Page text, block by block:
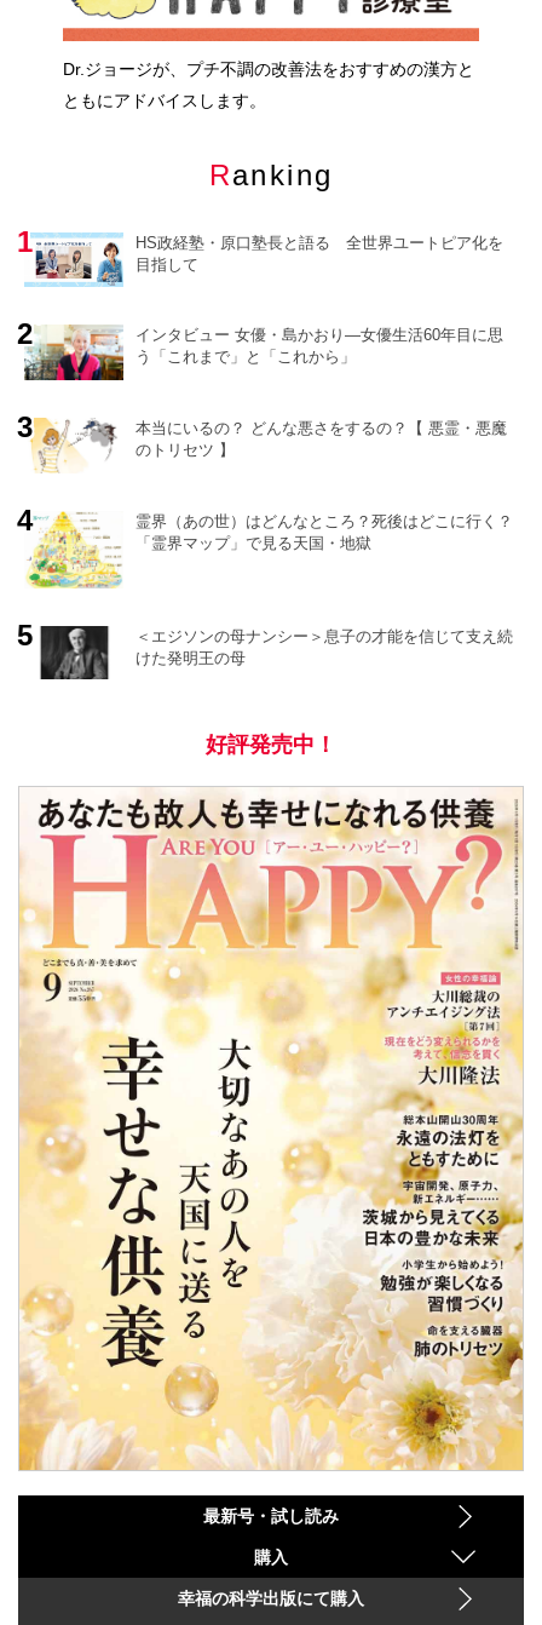
Dr.ジョージが、プチ不調の改善法をおすすめの漢方と
ともにアドバイスします。
Ranking
HS政経塾・原口塾長と語る 全世界ユートピア化を
目指して
インタビュー 女優・島かおり―女優生活60年目に思
う「これまで」と「これから」
本当にいるの？ どんな悪さをするの？【 悪霊・悪魔
のトリセツ 】
霊界（あの世）はどんなところ？死後はどこに行く？
「霊界マップ」で見る天国・地獄
＜エジソンの母ナンシー＞息子の才能を信じて支え続
けた発明王の母
好評発売中！
最新号・試し読み
購入
幸福の科学出版にて購入